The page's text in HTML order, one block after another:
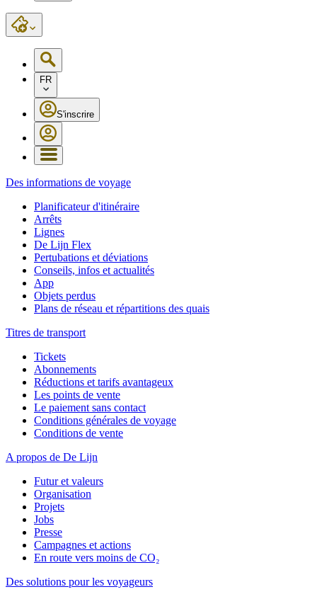
FR
S'inscrire
Des informations de voyage
Planificateur d'itinéraire
Arrêts
Lignes
De Lijn Flex
Pertubations et déviations
Conseils, infos et actualités
App
Objets perdus
Plans de réseau et répartitions des quais
Titres de transport
Tickets
Abonnements
Réductions et tarifs avantageux
Les points de vente
Le paiement sans contact
Conditions générales de voyage
Conditions de vente
A propos de De Lijn
Futur et valeurs
Organisation
Projets
Jobs
Presse
Campagnes et actions
En route vers moins de CO₂
Des solutions pour les voyageurs